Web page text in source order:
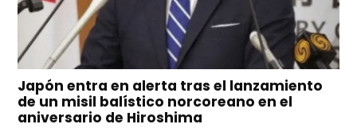
Japón entra en alerta tras el lanzamiento
de un misil balístico norcoreano en el
aniversario de Hiroshima